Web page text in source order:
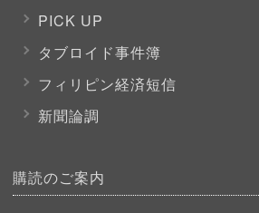
PICK UP
タブロイド事件簿
フィリピン経済短信
新聞論調
購読のご案内